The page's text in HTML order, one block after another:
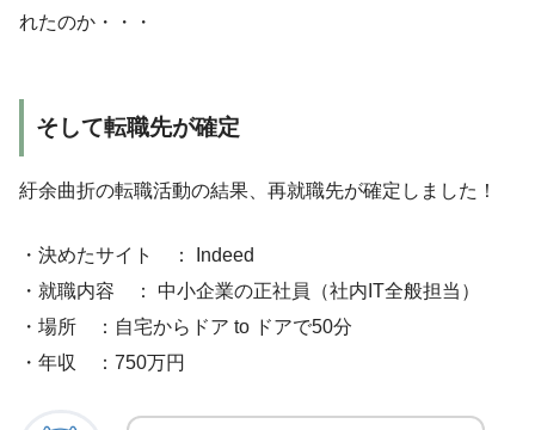
れたのか・・・
そして転職先が確定
紆余曲折の転職活動の結果、再就職先が確定しました！
・決めたサイト ： Indeed
・就職内容 ： 中小企業の正社員（社内IT全般担当）
・場所 ：自宅からドア to ドアで50分
・年収 ：750万円